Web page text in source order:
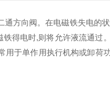
方向阀。在电磁铁失电的
得电时,则将允许液流通过
于单作用执行机构或卸荷